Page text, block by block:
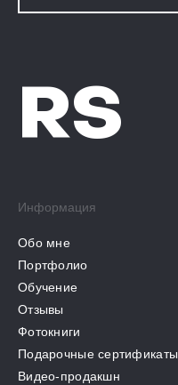
RS
Информация
Обо мне
Портфолио
Обучение
Отзывы
Фотокниги
Подарочные сертификаты
Видео-продакшн